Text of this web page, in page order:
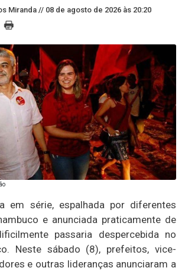
Miranda // 08 de agosto de 2026 às 20:20
em série, espalhada por diferentes
e anunciada praticamente de
passaria despercebida no
Neste sábado (8), prefeitos, vice-
e outras lideranças anunciaram a